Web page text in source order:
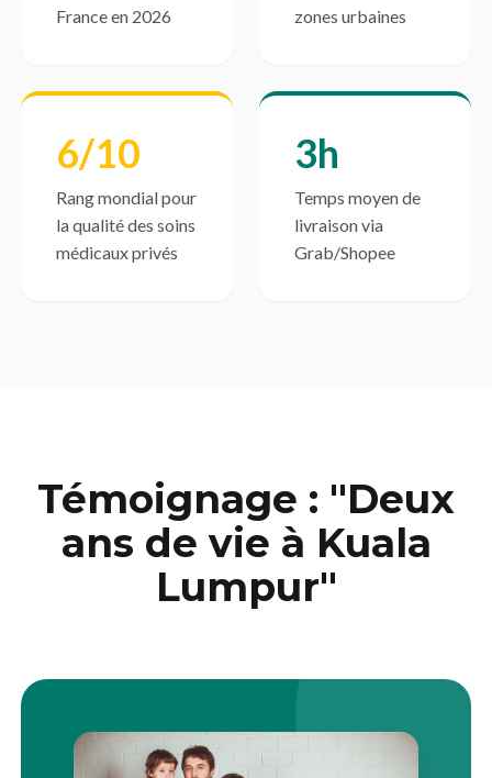
France en 2026
zones urbaines
6/10
Rang mondial pour
la qualité des soins
médicaux privés
3h
Temps moyen de
livraison via
Grab/Shopee
Témoignage : "Deux
ans de vie à Kuala
Lumpur"